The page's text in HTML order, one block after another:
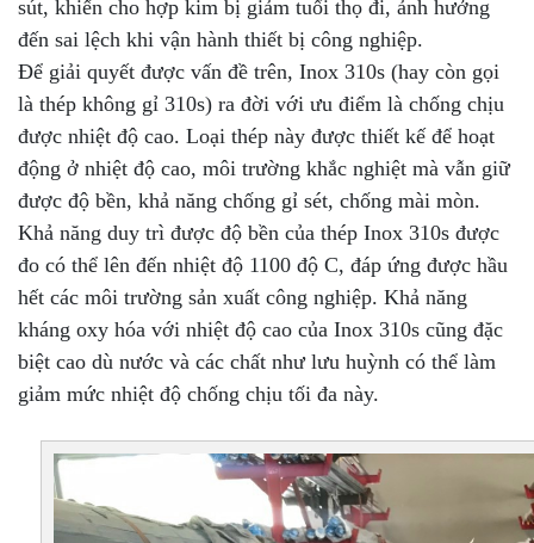
sút, khiến cho hợp kim bị giảm tuổi thọ đi, ảnh hưởng
đến sai lệch khi vận hành thiết bị công nghiệp.
Để giải quyết được vấn đề trên, Inox 310s (hay còn gọi
là thép không gỉ 310s) ra đời với ưu điểm là chống chịu
được nhiệt độ cao. Loại thép này được thiết kế để hoạt
động ở nhiệt độ cao, môi trường khắc nghiệt mà vẫn giữ
được độ bền, khả năng chống gỉ sét, chống mài mòn.
Khả năng duy trì được độ bền của thép Inox 310s được
đo có thể lên đến nhiệt độ 1100 độ C, đáp ứng được hầu
hết các môi trường sản xuất công nghiệp. Khả năng
kháng oxy hóa với nhiệt độ cao của Inox 310s cũng đặc
biệt cao dù nước và các chất như lưu huỳnh có thể làm
giảm mức nhiệt độ chống chịu tối đa này.